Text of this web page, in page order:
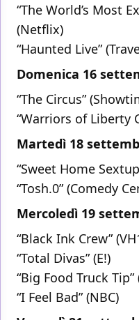
“The World’s Most
(Netflix)
“Haunted Live”
Domenica 16
“The Circus”
“Warriors of Liberty
Martedì 18
“Sweet Home
“Tosh.0” (Comedy
Mercoledì 19
“Black Ink Crew”
“Total Divas” (E!)
“Big Food Truck Tip”
“I Feel Bad” (NBC)